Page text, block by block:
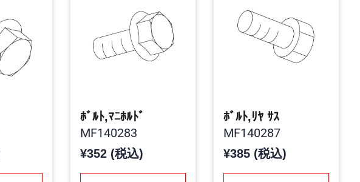
ﾎﾞﾙﾄ,ﾏﾆﾎﾙﾄﾞ
MF140283
¥352 (税込)
ﾎﾞﾙﾄ,ﾘﾔ ｻｽ
MF140287
¥385 (税込)